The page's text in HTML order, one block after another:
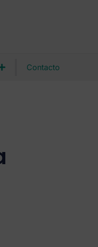
Contacto